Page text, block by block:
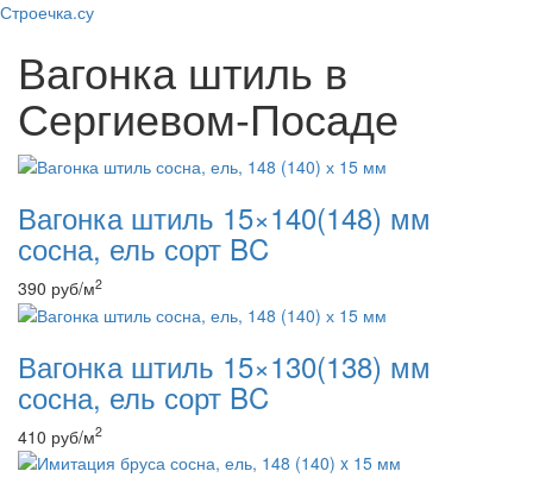
Строечка.су
Вагонка штиль в
Сергиевом-Посаде
Вагонка штиль 15×140(148) мм
сосна, ель сорт BC
390 руб/м2
Вагонка штиль 15×130(138) мм
сосна, ель сорт BC
410 руб/м2